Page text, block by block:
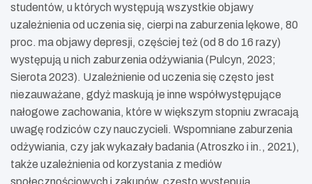
studentów, u których występują wszystkie objawy
uzależnienia od uczenia się, cierpi na zaburzenia lękowe, 80
proc. ma objawy depresji, częściej też (od 8 do 16 razy)
występują u nich zaburzenia odżywiania (Pulcyn, 2023;
Sierota 2023). Uzależnienie od uczenia się często jest
niezauważane, gdyż maskują je inne współwystępujące
nałogowe zachowania, które w większym stopniu zwracają
uwagę rodziców czy nauczycieli. Wspomniane zaburzenia
odżywiania, czy jak wykazały badania (Atroszko i in., 2021),
także uzależnienia od korzystania z mediów
społecznościowych i zakupów, często występują